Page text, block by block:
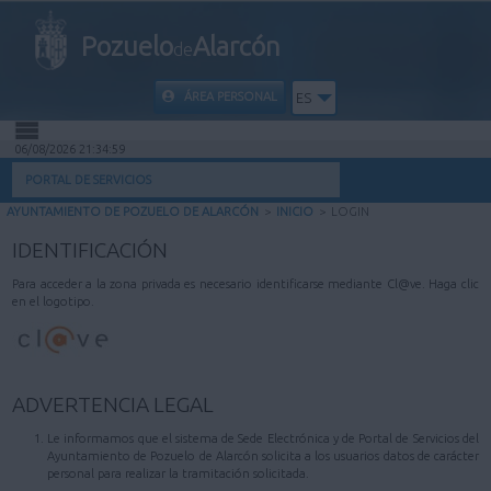
PozuelodeAlarcón
ÁREA PERSONAL ES
INICIO
MI CARPETA
INFORMACIÓN MUNICIPAL
AYUDA
06/08/2026 21:34:59
PORTAL DE SERVICIOS
AYUNTAMIENTO DE POZUELO DE ALARCÓN > INICIO > LOGIN
IDENTIFICACIÓN
Para acceder a la zona privada es necesario identificarse mediante Cl@ve. Haga clic
en el logotipo.
ADVERTENCIA LEGAL
Le informamos que el sistema de Sede Electrónica y de Portal de Servicios del
Ayuntamiento de Pozuelo de Alarcón solicita a los usuarios datos de carácter
personal para realizar la tramitación solicitada.